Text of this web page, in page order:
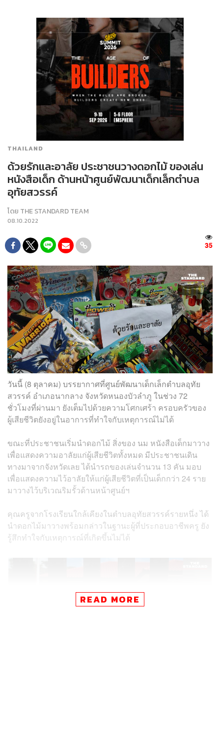
THAILAND
ด้วยรักและอาลัย ประชาชนวางดอกไม้ ของเล่น
หนังสือเด็ก ด้านหน้าศูนย์พัฒนาเด็กเล็กตำบล
อุทัยสวรรค์
โดย THE STANDARD TEAM
08.10.2022
35
วันนี้ (8 ตุลาคม) บรรยากาศที่ศูนย์พัฒนาเด็กเล็กตำบลอุทัย
สวรรค์ อำเภอนากลาง จังหวัดหนองบัวลำภู ในช่วง 72
ชั่วโมงที่ผ่านมา ยังเต็มไปด้วยความโศกเศร้า ครอบครัวของ
ผู้เสียชีวิตยังอยู่ในอาการที่ทำใจกับเหตุการณ์ไม่ได้
ขณะที่ประชาชนเริ่มนำดอกไม้ สิ่งของ นม หนังสือเด็กมาวาง
เพื่อแสดงความอาลัยแก่ผู้เสียชีวิตทั้งหมด มีประชาชนเดิน
ทางมาจากจังหวัดเลย ได้นำรถของเล่นจำนวน 13 คัน มอบ
เพื่อแสดงความไว้อาลัยให้แก่ผู้เสียชีวิตที่เป็นเด็กกว่า 24 ราย
มาวางไว้บริเวณริมรั้วด้านหน้าศูนย์ฯ
คุณครูจากโรงเรียนใกล้เคียงในตำบลอุทัยสวรรค์รายหนึ่ง ได้
นำดอกไม้มาวางพร้อมกล่าวในฐานะผู้ที่ประกอบอาชีพครู ยัง
รู้สึกทำใจกับเหตุการณ์ที่เกิดขึ้นไม่ได้
READ MORE